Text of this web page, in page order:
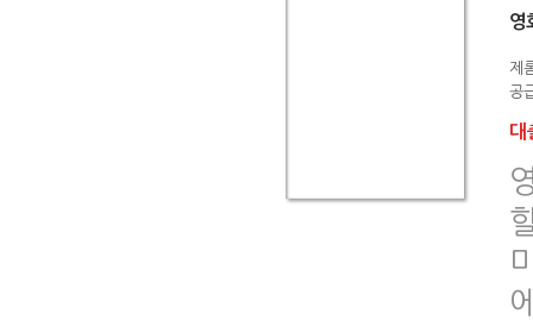
영
제
공
대